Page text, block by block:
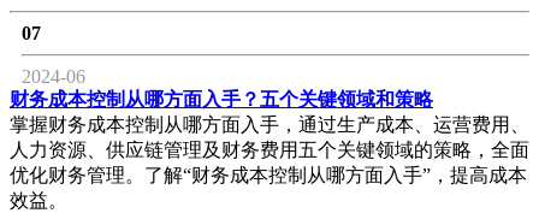
07
2024-06
财务成本控制从哪方面入手？五个关键领域和策略
掌握财务成本控制从哪方面入手，通过生产成本、运营费用、
人力资源、供应链管理及财务费用五个关键领域的策略，全面
优化财务管理。了解“财务成本控制从哪方面入手”，提高成本
效益。